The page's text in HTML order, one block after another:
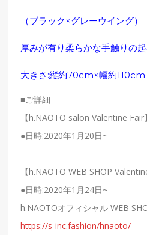
（ブラック×グレーウイング）
厚みが有り柔らかな手触りの起
大きさ:縦約70cm×幅約110cm
■ご詳細
【h.NAOTO salon Valentine Fair】
●日時:2020年1月20日~
【h.NAOTO WEB SHOP
●日時:2020年1月24日~
h.NAOTOオフィシャル WEB
https://s-inc.fashion/hnaoto/